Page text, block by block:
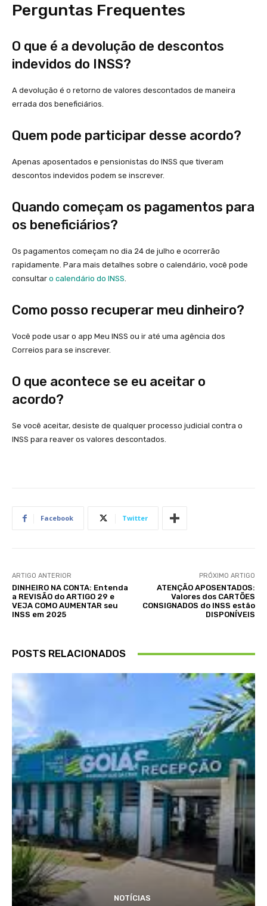
Perguntas Frequentes
O que é a devolução de descontos
indevidos do INSS?
A devolução é o retorno de valores descontados de maneira
errada dos beneficiários.
Quem pode participar desse acordo?
Apenas aposentados e pensionistas do INSS que tiveram
descontos indevidos podem se inscrever.
Quando começam os pagamentos para
os beneficiários?
Os pagamentos começam no dia 24 de julho e ocorrerão
rapidamente. Para mais detalhes sobre o calendário, você pode
consultar o calendário do INSS.
Como posso recuperar meu dinheiro?
Você pode usar o app Meu INSS ou ir até uma agência dos
Correios para se inscrever.
O que acontece se eu aceitar o
acordo?
Se você aceitar, desiste de qualquer processo judicial contra o
INSS para reaver os valores descontados.
Facebook Twitter
ARTIGO ANTERIOR
DINHEIRO NA CONTA: Entenda
a REVISÃO do ARTIGO 29 e
VEJA COMO AUMENTAR seu
INSS em 2025
PRÓXIMO ARTIGO
ATENÇÃO APOSENTADOS:
Valores dos CARTÕES
CONSIGNADOS do INSS estão
DISPONÍVEIS
POSTS RELACIONADOS
NOTÍCIAS